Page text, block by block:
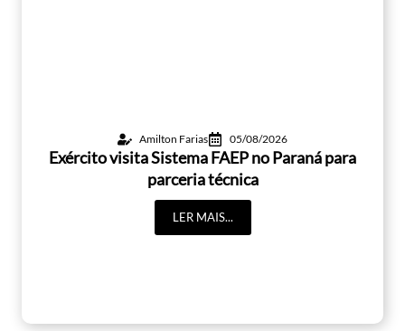
Amilton Farias 05/08/2026
Exército visita Sistema FAEP no Paraná para
parceria técnica
LER MAIS...